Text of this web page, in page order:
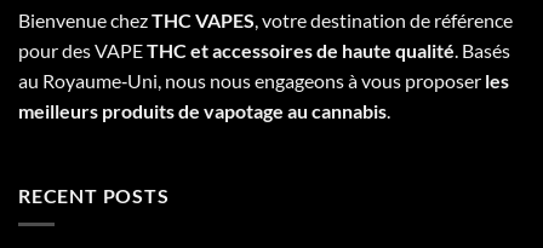
Bienvenue chezTHC VAPES, votre destination de référence
pour des VAPETHC et accessoires de haute qualité. Basés
au Royaume‑Uni, nous nous engageons à vous proposer les
meilleurs produits de vapotage au cannabis.
RECENT POSTS